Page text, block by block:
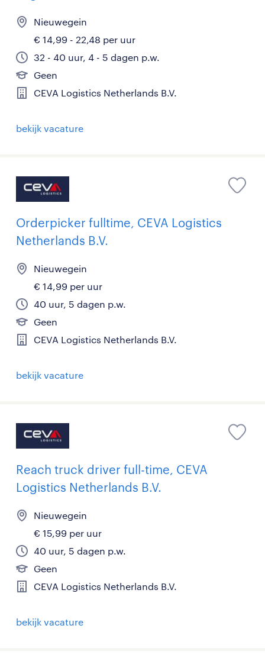
Nieuwegein
€ 14,99 - 22,48 per uur
32 - 40 uur, 4 - 5 dagen p.w.
Geen
CEVA Logistics Netherlands B.V.
bekijk vacature
Orderpicker fulltime, CEVA Logistics
Netherlands B.V.
Nieuwegein
€ 14,99 per uur
40 uur, 5 dagen p.w.
Geen
CEVA Logistics Netherlands B.V.
bekijk vacature
Reach truck driver full-time, CEVA
Logistics Netherlands B.V.
Nieuwegein
€ 15,99 per uur
40 uur, 5 dagen p.w.
Geen
CEVA Logistics Netherlands B.V.
bekijk vacature